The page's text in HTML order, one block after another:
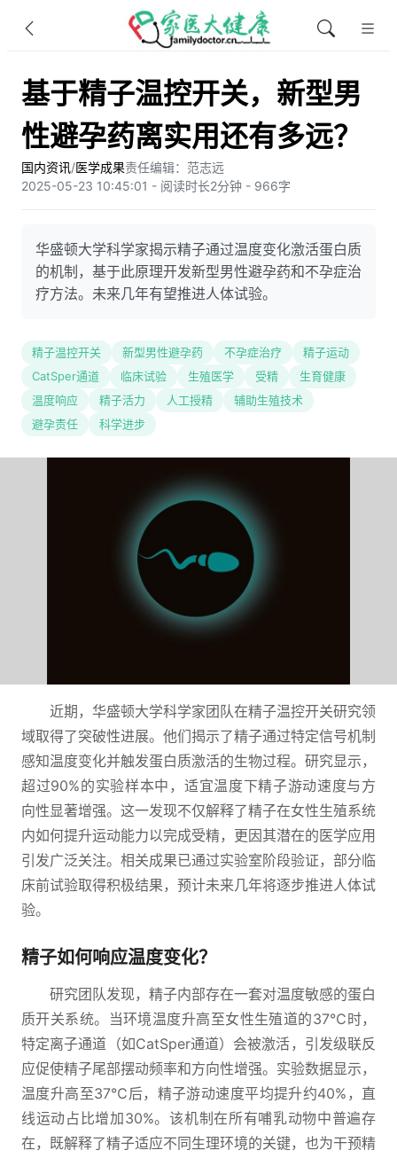
基于精子温控开关，新型男
性避孕药离实用还有多远？
国内资讯/医学成果责任编辑：范志远
2025-05-23 10:45:01 - 阅读时长2分钟 - 966字
华盛顿大学科学家揭示精子通过温度变化激活蛋白质
的机制，基于此原理开发新型男性避孕药和不孕症治
疗方法。未来几年有望推进人体试验。
精子温控开关 新型男性避孕药 不孕症治疗
精子运动
CatSper通道
临床试验 生殖医学 受精
生育健康
温度响应
精子活力 人工授精
辅助生殖技术
避孕责任
科学进步
近期，华盛顿大学科学家团队在精子温控开关研究领
域取得了突破性进展。他们揭示了精子通过特定信号机制
感知温度变化并触发蛋白质激活的生物过程。研究显示，
超过90%的实验样本中，适宜温度下精子游动速度与方
向性显著增强。这一发现不仅解释了精子在女性生殖系统
内如何提升运动能力以完成受精，更因其潜在的医学应用
引发广泛关注。相关成果已通过实验室阶段验证，部分临
床前试验取得积极结果，预计未来几年将逐步推进人体试
验。
精子如何响应温度变化？
研究团队发现，精子内部存在一套对温度敏感的蛋白
质开关系统。当环境温度升高至女性生殖道的37℃时，
特定离子通道（如CatSper通道）会被激活，引发级联反
应促使精子尾部摆动频率和方向性增强。实验数据显示，
温度升高至37℃后，精子游动速度平均提升约40%，直
线运动占比增加30%。该机制在所有哺乳动物中普遍存
在，既解释了精子适应不同生理环境的关键，也为干预精